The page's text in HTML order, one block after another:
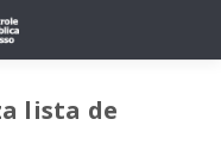
lista de